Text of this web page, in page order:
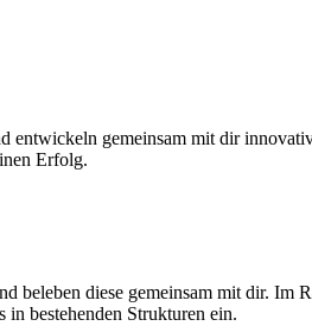
entwickeln gemeinsam mit dir
Erfolg.
beleben diese gemeinsam mit dir.
bestehenden Strukturen ein.